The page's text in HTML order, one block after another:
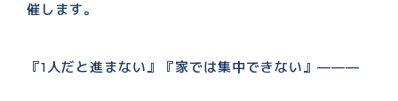
催します。
『1人だと進まない』『家では集中できない』———